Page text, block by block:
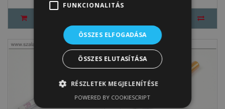
FUNKCIONALITÁS
ÖSSZES ELFOGADÁSA
ÖSSZES ELUTASÍTÁSA
RÉSZLETEK MEGJELENÍTÉSE
POWERED BY COOKIESCRIPT